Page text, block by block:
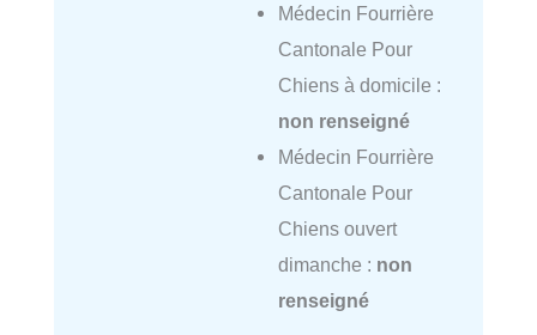
Médecin Fourrière
Cantonale Pour
Chiens à domicile :
non renseigné
Médecin Fourrière
Cantonale Pour
Chiens ouvert
dimanche : non
renseigné